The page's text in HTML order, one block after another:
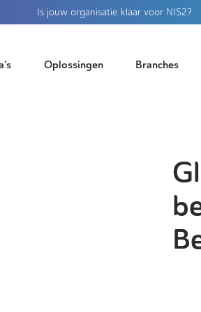
Is jouw organisatie klaar voor NIS2?
Oplossingen Branches